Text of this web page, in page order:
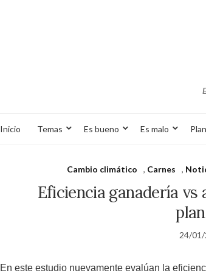
Inicio Temas Es bueno Es malo
Cambio climático , Carnes ,
Eficiencia ganadería vs
24/
En este estudio nuevamente evalúan la